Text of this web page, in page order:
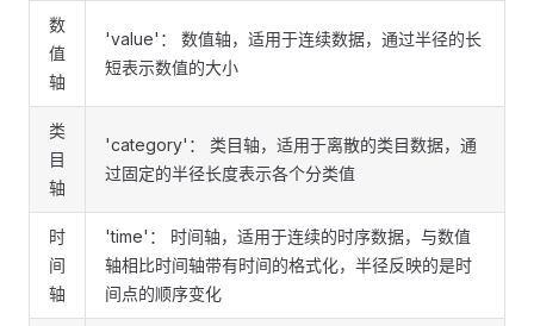
数
值
轴
'value'： 数值轴，适用于连续数据，通过半径的长
短表示数值的大小
类
目
轴
'category'： 类目轴，适用于离散的类目数据，通
过固定的半径长度表示各个分类值
时
间
轴
'time'： 时间轴，适用于连续的时序数据，与数值
轴相比时间轴带有时间的格式化，半径反映的是时
间点的顺序变化